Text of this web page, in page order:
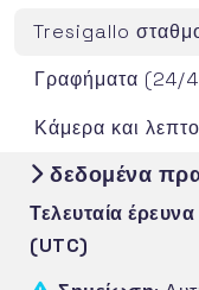
Tresigallo
Γραφήματα (24/
Κάμερα και
δεδομένα
Τελευταία
(UTC)